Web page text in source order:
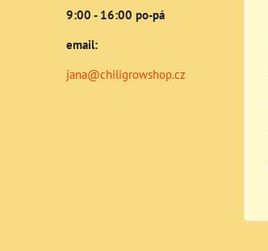
9:00 - 16:00 po-pá
email:
jana@chiligrowshop.cz